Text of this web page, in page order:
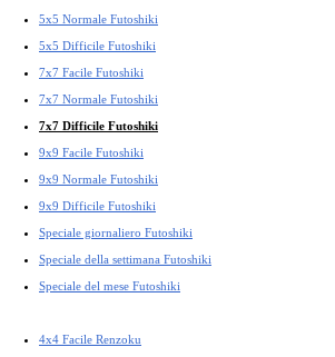
5x5 Normale Futoshiki
5x5 Difficile Futoshiki
7x7 Facile Futoshiki
7x7 Normale Futoshiki
7x7 Difficile Futoshiki
9x9 Facile Futoshiki
9x9 Normale Futoshiki
9x9 Difficile Futoshiki
Speciale giornaliero Futoshiki
Speciale della settimana Futoshiki
Speciale del mese Futoshiki
4x4 Facile Renzoku